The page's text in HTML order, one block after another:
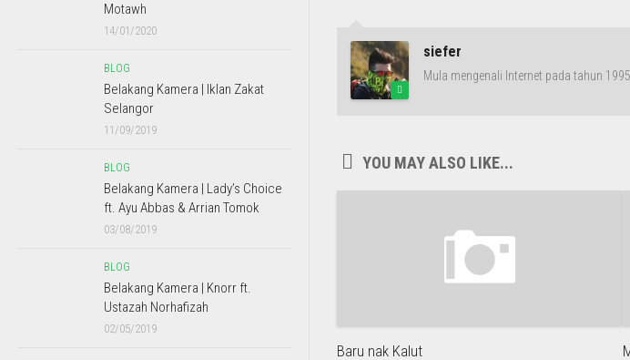
siefer
Mula mengenali Internet pada tahun
YOU MAY ALSO LIKE...
Baru nak Kalut
Motawh
14/01/2020
BLOG
Belakang Kamera | Iklan Zakat
Selangor
11/09/2019
BLOG
Belakang Kamera | Lady’s Choice
ft. Ayu Abbas & Arrian Tomok
03/08/2019
BLOG
Belakang Kamera | Knorr ft.
Ustazah Norhafizah
02/05/2019